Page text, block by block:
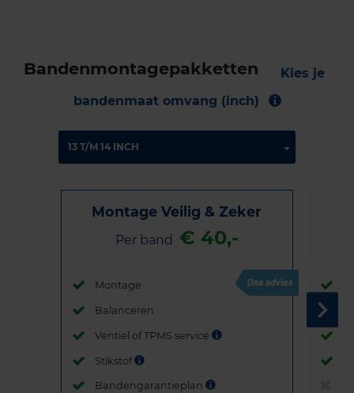
Bandenmontagepakketten
Kies je
bandenmaat omvang (inch)
Montage Veilig & Zeker
Per band € 40,-
Montage
Balanceren
Ventiel of TPMS service
Stikstof
Bandengarantieplan